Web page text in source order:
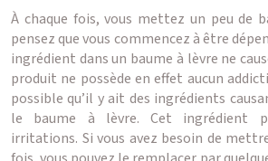
À chaque fois, vous mettez un peu de
pensez que vous commencez à être
ingrédient dans un baume à lèvre ne
produit ne possède en effet aucun
possible qu’il y ait des ingrédients
le baume à lèvre. Cet ingrédient
irritations. Si vous avez besoin de